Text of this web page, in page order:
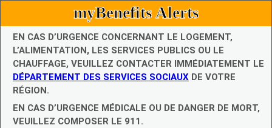
myBenefits Alerts
EN CAS D’URGENCE CONCERNANT LE LOGEMENT,
L’ALIMENTATION, LES SERVICES PUBLICS OU LE
CHAUFFAGE, VEUILLEZ CONTACTER IMMÉDIATEMENT LE
DÉPARTEMENT DES SERVICES SOCIAUX DE VOTRE
RÉGION.
EN CAS D’URGENCE MÉDICALE OU DE DANGER DE MORT,
VEUILLEZ COMPOSER LE 911.